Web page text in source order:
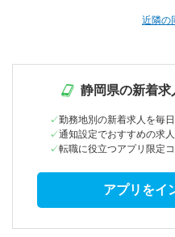
近隣の
静岡県の新着求
勤務地別の新着求人を毎
通知設定でおすすめの求
転職に役立つアプリ限定
アプリをイ